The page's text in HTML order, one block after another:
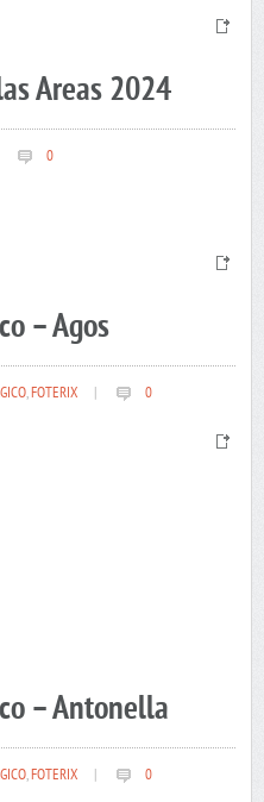
Areas 2024
0
– Agos
,FOTERIX 0
– Antonella
,FOTERIX 0